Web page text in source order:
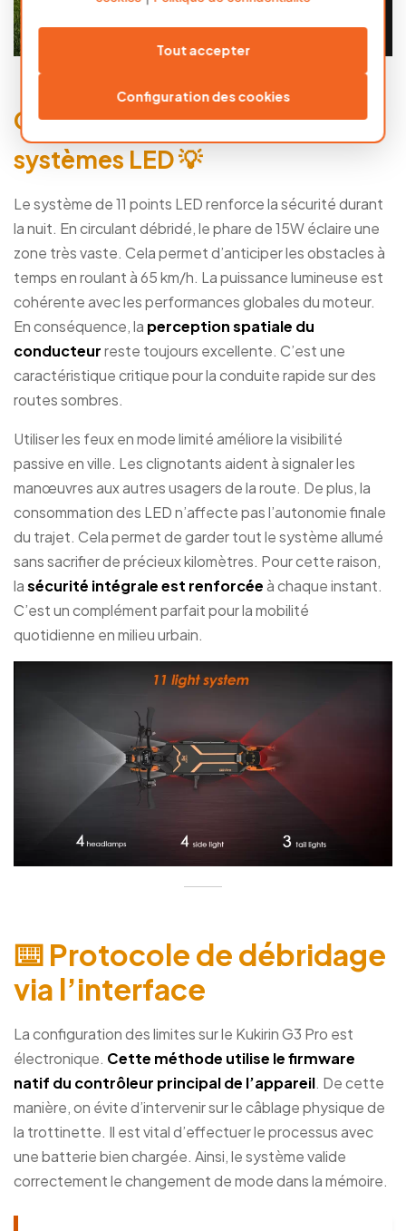
Gestion de la visibilité et
systèmes LED 💡
Le système de 11 points LED renforce la sécurité durant
la nuit. En circulant débridé, le phare de 15W éclaire une
zone très vaste. Cela permet d’anticiper les obstacles à
temps en roulant à 65 km/h. La puissance lumineuse est
cohérente avec les performances globales du moteur.
En conséquence, la perception spatiale du
conducteurreste toujours excellente. C’est une
caractéristique critique pour la conduite rapide sur des
routes sombres.
Utiliser les feux en mode limité améliore la visibilité
passive en ville. Les clignotants aident à signaler les
manœuvres aux autres usagers de la route. De plus, la
consommation des LED n’affecte pas l’autonomie finale
du trajet. Cela permet de garder tout le système allumé
sans sacrifier de précieux kilomètres. Pour cette raison,
lasécurité intégrale est renforcéeà chaque instant.
C’est un complément parfait pour la mobilité
quotidienne en milieu urbain.
⌨️ Protocole de débridage
via l’interface
La configuration des limites sur le Kukirin G3 Pro est
électronique. Cette méthode utilise le firmware
natif du contrôleur principal de l’appareil. De cette
manière, on évite d’intervenir sur le câblage physique de
la trottinette. Il est vital d’effectuer le processus avec
une batterie bien chargée. Ainsi, le système valide
correctement le changement de mode dans la mémoire.
Tout accepter
Configuration des cookies